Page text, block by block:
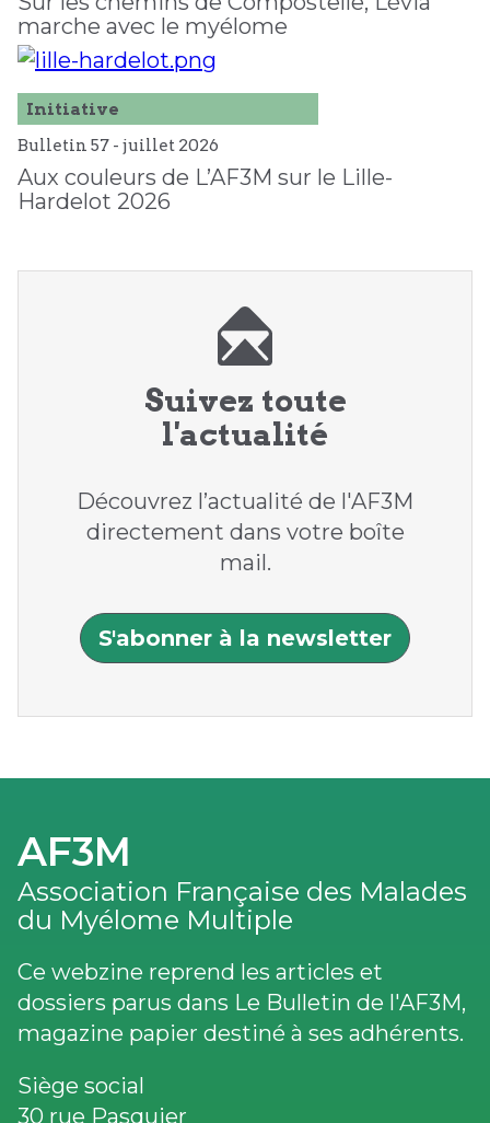
marche avec le myélome
Initiative
Bulletin 57 - juillet 2026
Aux couleurs de L’AF3M sur le Lille-
Hardelot 2026
Suivez toute
l'actualité
Découvrez l’actualité de l'AF3M
directement dans votre boîte
mail.
S'abonner à la newsletter
AF3M
Association Française des Malades
du Myélome Multiple
Ce webzine reprend les articles et
dossiers parus dans Le Bulletin de l'AF3M,
magazine papier destiné à ses adhérents.
Siège social
30 rue Pasquier